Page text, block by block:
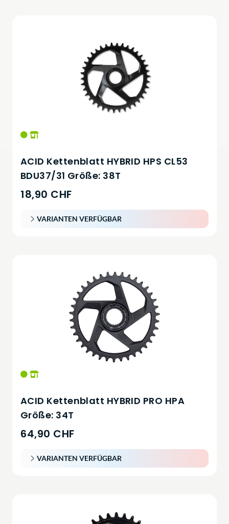
ACID Kettenblatt HYBRID HPS CL53
BDU37/31 Größe: 38T
18,90 CHF
VARIANTEN VERFÜGBAR
ACID Kettenblatt HYBRID PRO HPA
Größe: 34T
64,90 CHF
VARIANTEN VERFÜGBAR